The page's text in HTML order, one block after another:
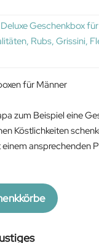
für Männer
zum Beispiel eine
Köstlichkeiten
ansprechenden